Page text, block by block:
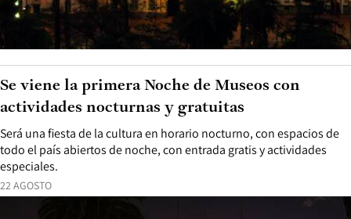
22 AGOSTO
Será una fiesta de la cultura en horario nocturno, con espacios de
todo el país abiertos de noche, con entrada gratis y actividades
especiales.
Se viene la primera Noche de Museos con
actividades nocturnas y gratuitas